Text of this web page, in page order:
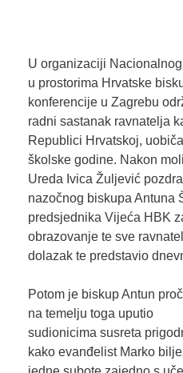
U organizaciji
u prostorima Hrvatske
konferencije u Zagrebu
radni sastanak ravnatelja
Republici Hrvatskoj,
školske godine. Nakon
Ureda Ivica Žuljević
nazočnog biskupa Antuna
predsjednika Vijeća HBK
obrazovanje te sve
dolazak te predstavio
Potom je biskup Antun
na temelju toga uputio
sudionicima susreta
kako evanđelist Marko